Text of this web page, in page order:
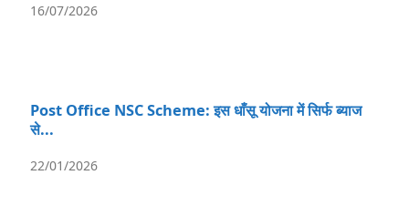
16/07/2026
Post Office NSC Scheme: इस धाँसू योजना में सिर्फ ब्याज
से...
22/01/2026